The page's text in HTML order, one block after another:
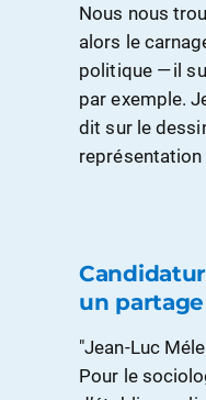
Nous nous
alors le
politique — il
par exemple.
dit sur le
un
"Jean-Luc
Pour le